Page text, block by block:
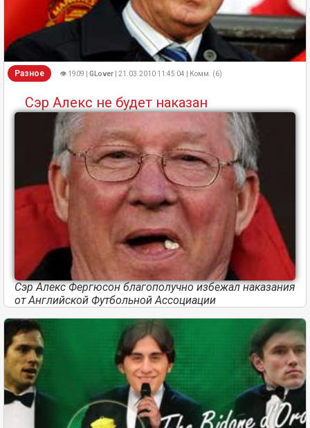
Разное 👁 1909 | GLover | 21.03.2010 11:45:04 | Комм. (6)
Сэр Алекс не будет наказан
Сэр Алекс Фергюсон благополучно избежал наказания
от Английской Футбольной Ассоциации